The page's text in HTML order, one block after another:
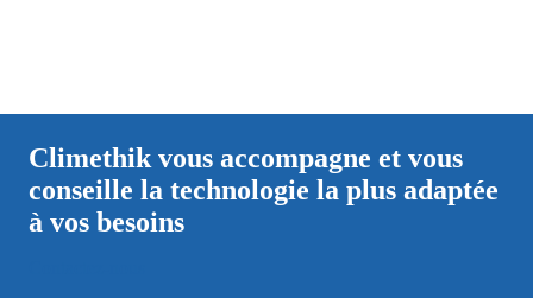
Climethik vous accompagne et vous
conseille la technologie la plus adaptée
à vos besoins